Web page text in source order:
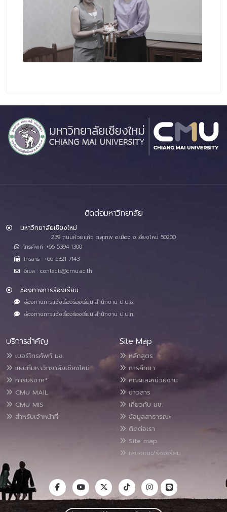
ติดต่อมหาวิทยาลัย
มหาวิทยาลัยเชียงใหม่
239 ถนนห้วยแก้ว ต.สุเทพ อ.เมือง จ.เชียงใหม่ 50200
โทรศัพท์ :+66 5394 1300
โทรสาร : +66 5321 7143
อีเมล : contacts@cmu.ac.th
ช่องทางการร้องเรียน
ช่องทางการแจ้งเรื่องร้องเรียน สำนักงาน ป.ป.ช.
ช่องทางการแจ้งเรื่องร้องเรียน สำนักงาน ป.ป.ท.
บริการสำคัญ
เบอร์โทรศัพท์ มช.
แผนที่มหาวิทยาลัยเชียงใหม่
การบริจาค*
CMU MAIL
CMU MIS
สำหรับเจ้าหน้าที่
Site Map
หลักสูตร
การศึกษา
คณะและหน่วยงาน
ข่าวสาร
เกี่ยวกับ มช.
ข้อมูลสาธารณะ
ติดต่อเรา
Site map
เสนอแนะ/ร้องเรียน